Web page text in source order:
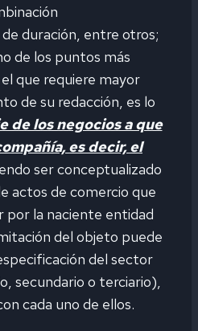
duración, entre otros;
de los puntos más
que requiere mayor
de su redacción, es lo
de los negocios a que
es decir, el
ser conceptualizado
actos de comercio que
por la naciente entidad
del objeto puede
del sector
secundario o terciario),
cada uno de ellos.